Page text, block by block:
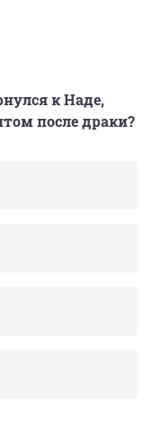
к Наде,
после драки?